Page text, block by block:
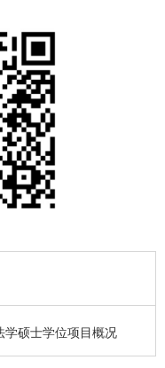
学硕士学位项目概况